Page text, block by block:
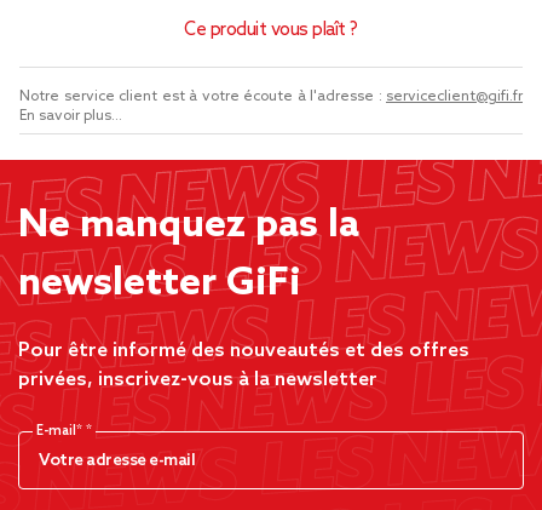
Ce produit vous plaît ?
Notre service client est à votre écoute à l'adresse : serviceclient@gifi.fr
En savoir plus...
Ne manquez pas la
newsletter GiFi
Pour être informé des nouveautés et des offres
privées, inscrivez-vous à la newsletter
E-mail*